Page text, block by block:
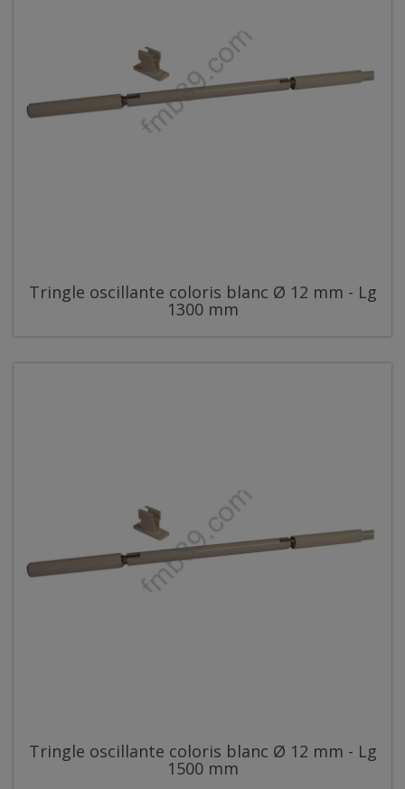
Tringle oscillante coloris blanc Ø 12 mm - Lg
1300 mm
Tringle oscillante coloris blanc Ø 12 mm - Lg
1500 mm